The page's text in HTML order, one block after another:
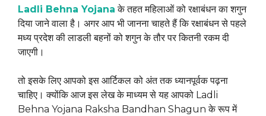
Ladli Behna Yojana के तहत महिलाओं को रक्षाबंधन का शगुन
दिया जाने वाला है। अगर आप भी जानना चाहते हैं कि रक्षाबंधन से पहले
मध्य प्रदेश की लाडली बहनों को शगुन के तौर पर कितनी रकम दी
जाएगी।
तो इसके लिए आपको इस आर्टिकल को अंत तक ध्यानपूर्वक पढ़ना
चाहिए। क्योंकि आज इस लेख के माध्यम से यह आपको Ladli
Behna Yojana Raksha Bandhan Shagun के रूप में